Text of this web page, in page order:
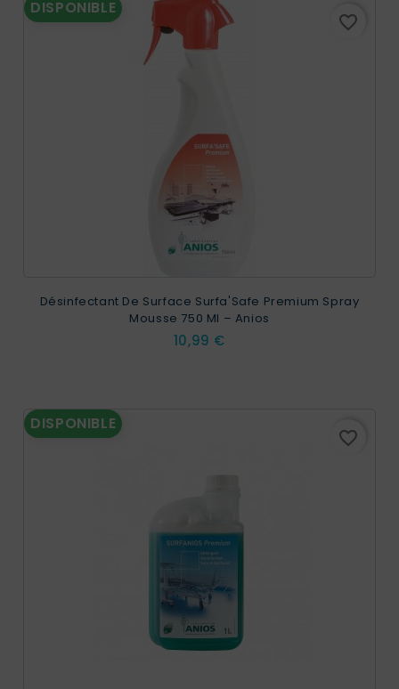
DISPONIBLE
favorite_border
Désinfectant De Surface Surfa'Safe Premium Spray
Mousse 750 Ml – Anios
Prix
10,99 €
DISPONIBLE
favorite_border